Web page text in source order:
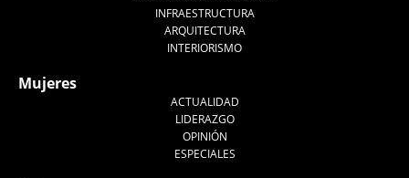
INFRAESTRUCTURA
ARQUITECTURA
INTERIORISMO
Mujeres
ACTUALIDAD
LIDERAZGO
OPINIÓN
ESPECIALES